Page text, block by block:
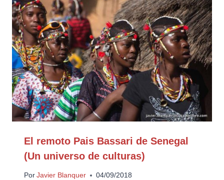
El remoto Pais Bassari de Senegal
(Un universo de culturas)
Por Javier Blanquer 04/09/2018